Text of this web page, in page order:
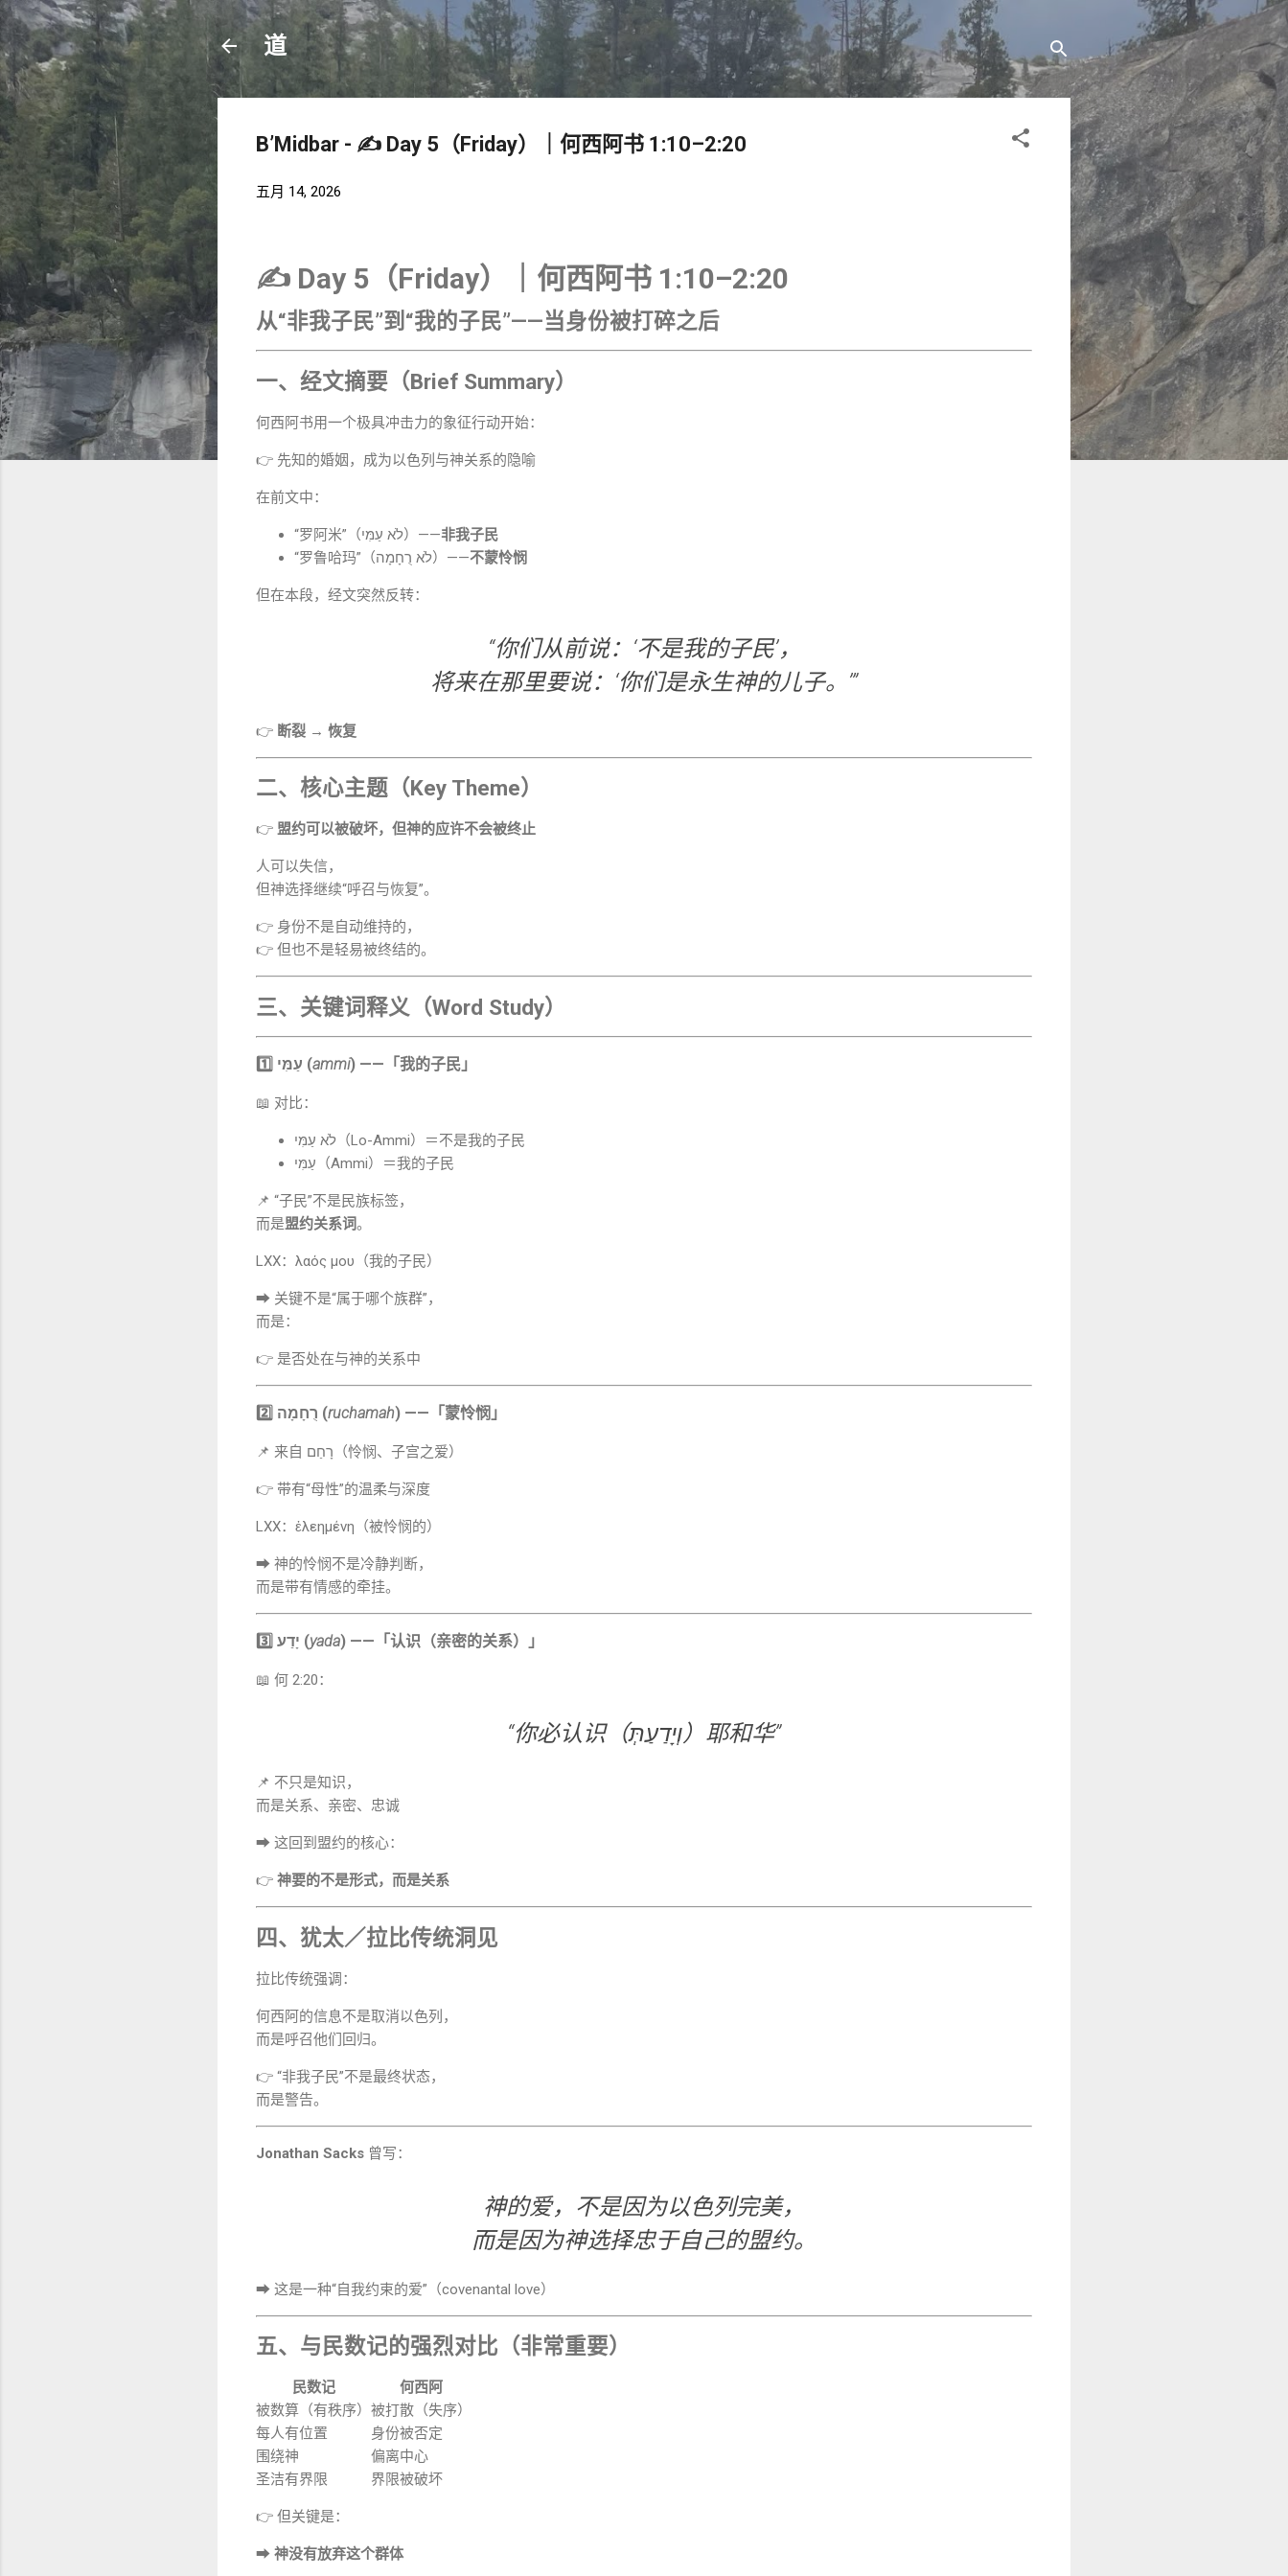
跳至主要内容
道
B’Midbar - ✍️ Day 5（Friday）｜何西阿书 1:10–2:20
五月 14, 2026
✍️ Day 5（Friday）｜何西阿书 1:10–2:20
从“非我子民”到“我的子民”——当身份被打碎之后
一、经文摘要（Brief Summary）
何西阿书用一个极具冲击力的象征行动开始：
👉 先知的婚姻，成为以色列与神关系的隐喻
在前文中：
“罗阿米”（לֹא עַמִּי）——非我子民
“罗鲁哈玛”（לֹא רֻחָמָה）——不蒙怜悯
但在本段，经文突然反转：
“你们从前说：‘不是我的子民’，
将来在那里要说：‘你们是永生神的儿子。’”
👉 断裂 → 恢复
二、核心主题（Key Theme）
👉 盟约可以被破坏，但神的应许不会被终止
人可以失信，
但神选择继续“呼召与恢复”。
👉 身份不是自动维持的，
👉 但也不是轻易被终结的。
三、关键词释义（Word Study）
1️⃣ עַמִּי (ammi) ——「我的子民」
📖 对比：
לֹא עַמִּי（Lo-Ammi）＝不是我的子民
עַמִּי（Ammi）＝我的子民
📌 “子民”不是民族标签，
而是盟约关系词。
LXX：λαός μου（我的子民）
➡ 关键不是“属于哪个族群”，
而是：
👉 是否处在与神的关系中
2️⃣ רֻחָמָה (ruchamah) ——「蒙怜悯」
📌 来自 רָחַם（怜悯、子宫之爱）
👉 带有“母性”的温柔与深度
LXX：ἐλεημένη（被怜悯的）
➡ 神的怜悯不是冷静判断，
而是带有情感的牵挂。
3️⃣ יָדַע (yada) ——「认识（亲密的关系）」
📖 何 2:20：
“你必认识（וְיָדַעַתְּ）耶和华”
📌 不只是知识，
而是关系、亲密、忠诚
➡ 这回到盟约的核心：
👉 神要的不是形式，而是关系
四、犹太／拉比传统洞见
拉比传统强调：
何西阿的信息不是取消以色列，
而是呼召他们回归。
👉 “非我子民”不是最终状态，
而是警告。
Jonathan Sacks 曾写：
神的爱，不是因为以色列完美，
而是因为神选择忠于自己的盟约。
➡ 这是一种“自我约束的爱”（covenantal love）
五、与民数记的强烈对比（非常重要）
民数记
何西阿
被数算（有秩序） 被打散（失序）
每人有位置
身份被否定
围绕神
偏离中心
圣洁有界限
界限被破坏
👉 但关键是：
➡ 神没有放弃这个群体